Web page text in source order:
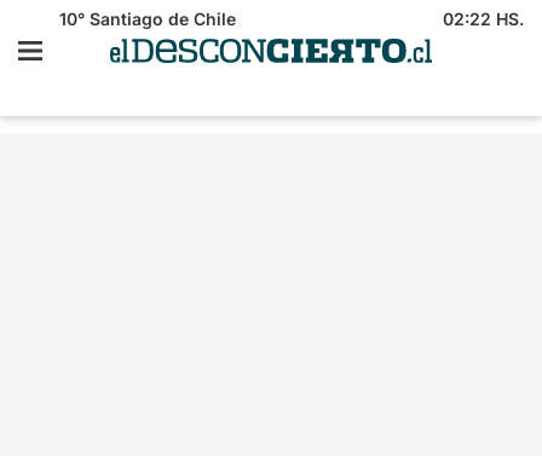
10° Santiago de Chile 02:22 HS.